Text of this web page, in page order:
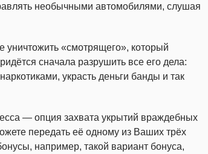
необычными автомобилями, слушая
уничтожить «смотрящего», который
сначала разрушить все его дела:
украсть деньги банды и так
— опция захвата укрытий враждебных
передать её одному из Ваших трёх
например, такой вариант бонуса,